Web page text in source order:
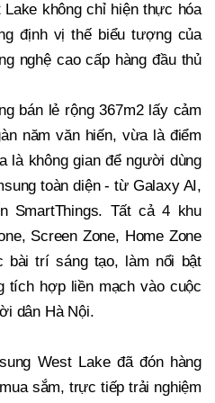
Lake không chỉ hiện thực hóa
định vị thế biểu tượng của
nghệ cao cấp hàng đầu thủ
bán lẻ rộng 367m2 lấy cảm
năm văn hiến, vừa là điểm
là không gian để người dùng
toàn diện - từ Galaxy AI,
SmartThings. Tất cả 4 khu
Screen Zone, Home Zone
bài trí sáng tạo, làm nổi bật
tích hợp liền mạch vào cuộc
dân Hà Nội.
West Lake đã đón hàng
sắm, trực tiếp trải nghiệm